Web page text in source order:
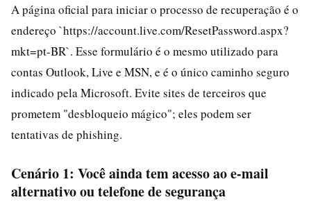
A página oficial para iniciar o processo de recuperação é o
endereço `https://account.live.com/ResetPassword.aspx?
mkt=pt-BR`. Esse formulário é o mesmo utilizado para
contas Outlook, Live e MSN, e é o único caminho seguro
indicado pela Microsoft. Evite sites de terceiros que
prometem "desbloqueio mágico"; eles podem ser
tentativas de phishing.
Cenário 1: Você ainda tem acesso ao e-mail
alternativo ou telefone de segurança